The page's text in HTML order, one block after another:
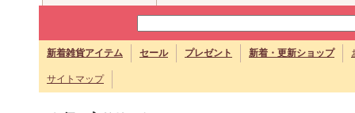
新着雑貨アイテム セール プレゼント 新着・更新ショップ
サイトマップ